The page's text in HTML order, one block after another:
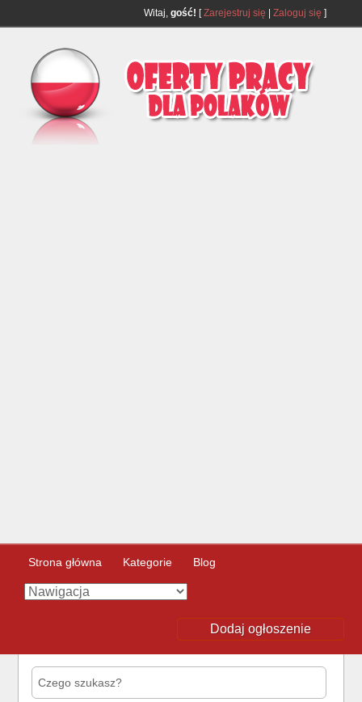
Witaj, gość! [Zarejestruj się Zaloguj się ]
Strona główna Kategorie Blog
Dodaj ogłoszenie